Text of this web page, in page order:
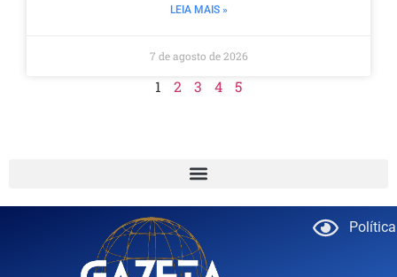
LEIA MAIS »
7 de agosto de 2026
1 2 3 4 5